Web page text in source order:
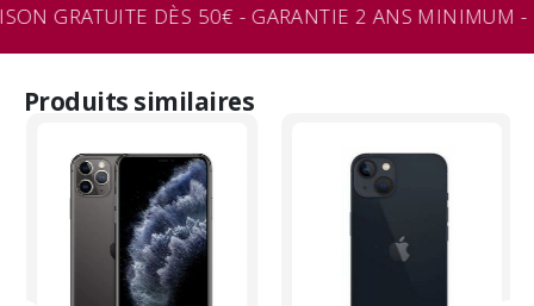
GRATUITE DÈS 50€ - GARANTIE 2 ANS MINIMUM
Produits similaires